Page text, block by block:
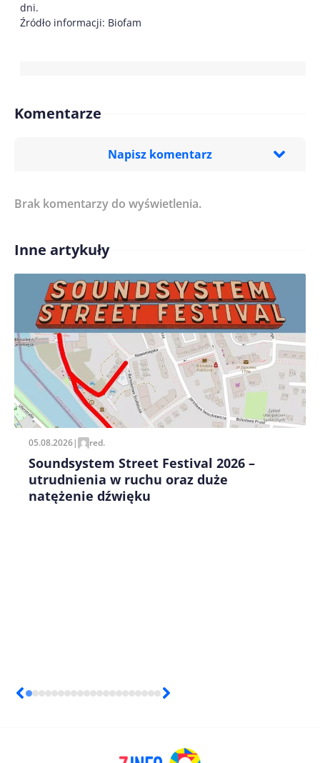
dni.
Źródło informacji: Biofam
Komentarze
Napisz komentarz
Treść komentarza*
Imię/ Nick*
Zapamiętaj moje dane w tej przeglądarce podczas
pisania kolejnych komentarzy.
Brak komentarzy do wyświetlenia.
Inne artykuły
05.08.2026| red.
Soundsystem Street Festival 2026 –
utrudnienia w ruchu oraz duże
natężenie dźwięku